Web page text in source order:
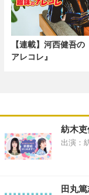
【連載】河西健吾の
アレコレ』
紡木
出演：
田丸